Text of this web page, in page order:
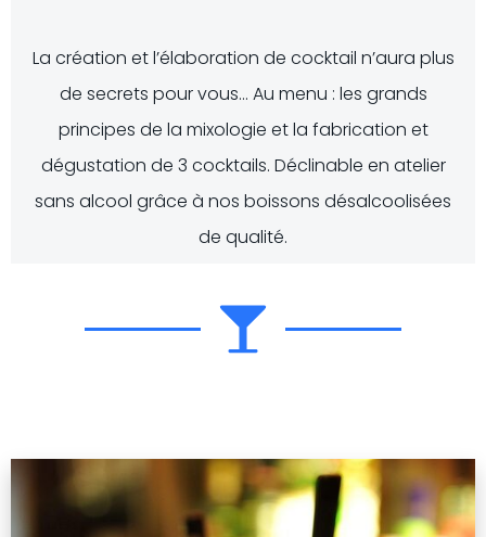
La création et l’élaboration de cocktail n’aura plus
de secrets pour vous… Au menu : les grands
principes de la mixologie et la fabrication et
dégustation de 3 cocktails. Déclinable en atelier
sans alcool grâce à nos boissons désalcoolisées
de qualité.